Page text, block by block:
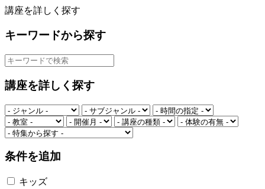
講座を詳しく探す
キーワードから探す
講座を詳しく探す
条件を追加
キッズ